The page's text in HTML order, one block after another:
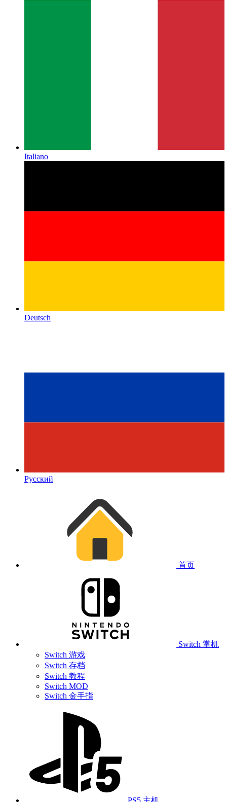
Italiano
Deutsch
Русский
首页
Switch 掌机
Switch 游戏
Switch 存档
Switch 教程
Switch MOD
Switch 金手指